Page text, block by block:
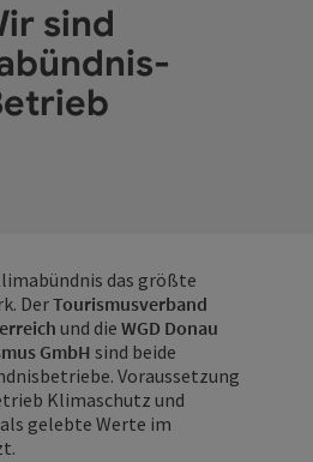
sind
das größte
DerTourismusverband
und die WGD Donau
GmbH sind beide
Voraussetzung
Klimaschutz und
gelebte Werte im